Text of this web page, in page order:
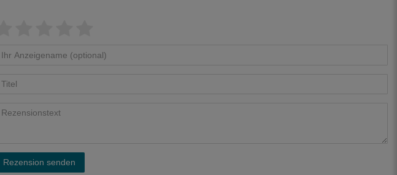
Rezension senden